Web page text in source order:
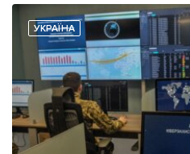
УКРАЇНА